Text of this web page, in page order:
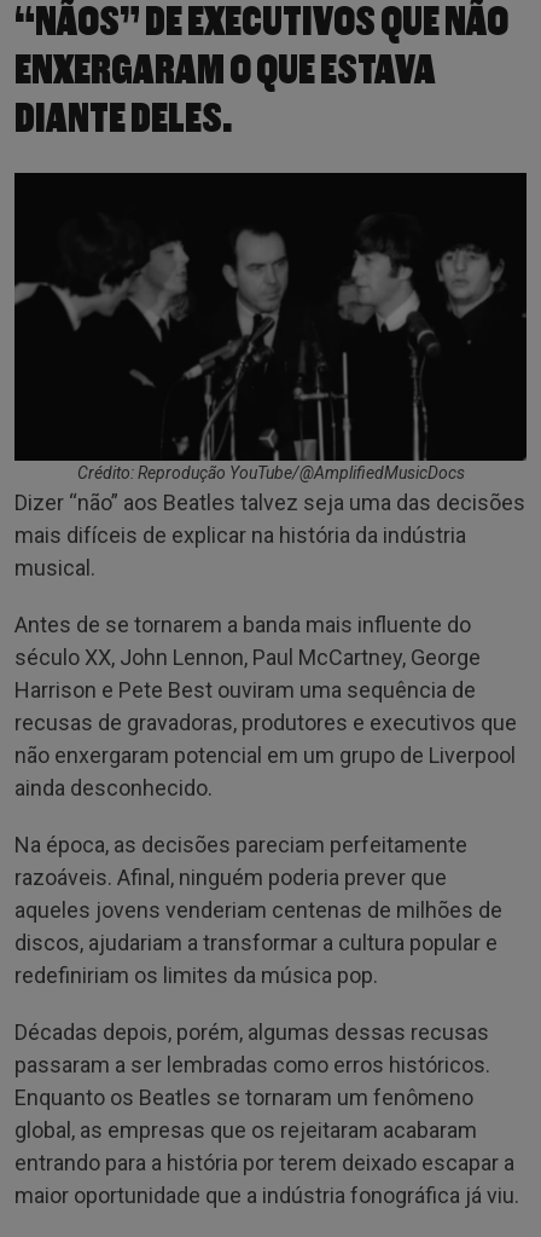
“NÃOS” DE EXECUTIVOS QUE NÃO
ENXERGARAM O QUE ESTAVA
DIANTE DELES.
Crédito: Reprodução YouTube/@AmplifiedMusicDocs
Dizer “não” aos Beatles talvez seja uma das decisões
mais difíceis de explicar na história da indústria
musical.
Antes de se tornarem a banda mais influente do
século XX, John Lennon, Paul McCartney, George
Harrison e Pete Best ouviram uma sequência de
recusas de gravadoras, produtores e executivos que
não enxergaram potencial em um grupo de Liverpool
ainda desconhecido.
Na época, as decisões pareciam perfeitamente
razoáveis. Afinal, ninguém poderia prever que
aqueles jovens venderiam centenas de milhões de
discos, ajudariam a transformar a cultura popular e
redefiniriam os limites da música pop.
Décadas depois, porém, algumas dessas recusas
passaram a ser lembradas como erros históricos.
Enquanto os Beatles se tornaram um fenômeno
global, as empresas que os rejeitaram acabaram
entrando para a história por terem deixado escapar a
maior oportunidade que a indústria fonográfica já viu.